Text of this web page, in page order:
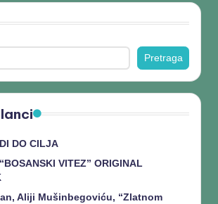
Pretraga
DO CILJA
VITEZ” ORIGINAL
Aliji Mušinbegoviću, “Zlatnom